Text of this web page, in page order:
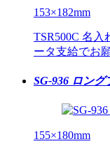
153×182mm
TSR500C 名
ータ支給でお
SG-936 ロン
155×180mm